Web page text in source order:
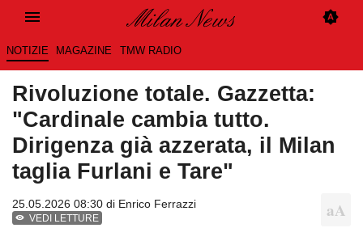
NOTIZIE MAGAZINE TMW RADIO
Rivoluzione totale. Gazzetta:
"Cardinale cambia tutto.
Dirigenza già azzerata, il Milan
taglia Furlani e Tare"
25.05.2026 08:30 di Enrico Ferrazzi
VEDI LETTURE